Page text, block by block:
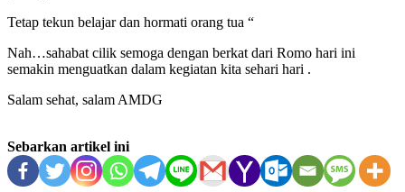
Tetap tekun belajar dan hormati orang tua “
Nah…sahabat cilik semoga dengan berkat dari Romo hari ini
semakin menguatkan dalam kegiatan kita sehari hari .
Salam sehat, salam AMDG
Sebarkan artikel ini